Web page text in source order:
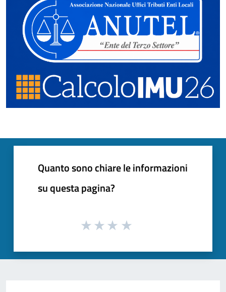
Quanto sono chiare le informazioni
su questa pagina?